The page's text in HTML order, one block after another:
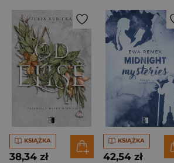
KSIĄŻKA
38,34 zł
KSIĄŻKA
42,54 zł